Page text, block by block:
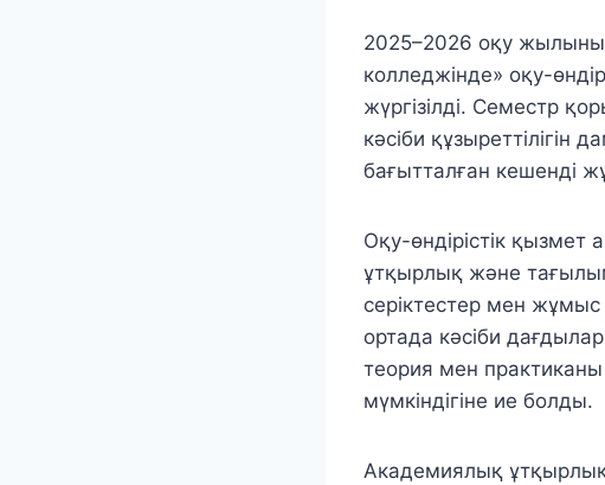
2025–2026 оқу
колледжінде» оқу-
жүргізілді. Семестр
кәсіби
бағытталған кешенді
Оқу-өндірістік қызмет
ұтқырлық және
серіктестер мен жұмыс
ортада кәсіби
теория мен
мүмкіндігіне ие болды.
Академиялық